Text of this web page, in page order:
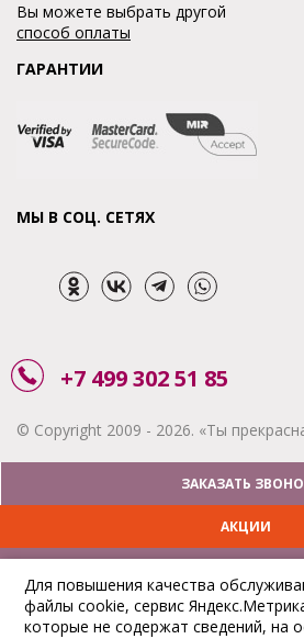
Вы можете выбрать другой
способ оплаты
ГАРАНТИИ
МЫ В СОЦ. СЕТЯХ
+7 499 302 51 85
© Copyright 2009 - 2026. «Ты
ЗАКАЗАТЬ
АКЦИИ
ОПЛАТА
Для повышения качества
файлы cookie, сервис
которые не содержат сведений, на